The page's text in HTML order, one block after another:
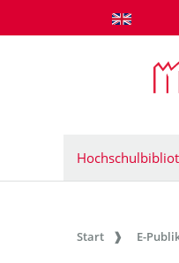
zum Inhalt springen
Start E-